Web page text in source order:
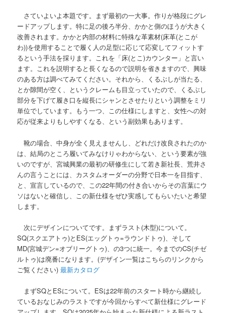
さていよいよ本題です。まず最初の一大事。作りが格段にグレ
ードアップします。特に足の後ろ半分、かかと側のほうが大きく
改善されます。かかと内部の材料に特殊な革素材(床革(とこが
わ))を使用することで履く人の足型に応じて応変してフィットす
るという手法を採ります。これを「床(とこ)カウンター」と言い
ます。これを説明すると長くなるので説明を省きますので、興味
のある方は調べてみてください。それから、くるぶしが当たる、
とか隙間が空く、というクレームも目立っていたので、くるぶし
部分を下げて履き口を縦長にシャンとさせたりという調整をミリ
単位でしています。もう一つ、この仕様にしますと、女性への対
応が従来よりもしやすくなる、という副効果もあります。
靴の場合、中身が全く見えませんし、どれだけ改良されたのか
は、結局のところ履いてみなけりゃわからない、という要素が強
いのですが、宮城興業の最初の研修生にして若き新社長、荒井さ
んの言うことには、カスタムオーダーの分野で日本一を目指す、
と、宣言しているので、この22年間の付き合いからその言葉にウ
ソはないと確信し、この新仕様をぜひ実感してもらいたいと希望
します。
次にデザインについてです。まずラスト(木型)について。
SQ(スクエアトゥ)とES(エッグトゥ=ラウンドトゥ)、そして
MD(宮城デン=オブリーグトゥ)、の3つに統一。今までのCS(チゼ
ルトゥ)は廃番になります。(デザイン一覧はこちらのリンクから
ご覧ください)最新カタログ
まずSQとESについて。ESは22年前のスタート時から継続し
ているおなじみのラストですが今回からすべて新仕様にグレード